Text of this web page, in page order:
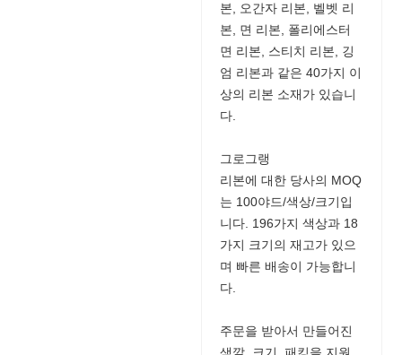
본, 오간자 리본, 벨벳 리
본, 면 리본, 폴리에스터
면 리본, 스티치 리본, 깅
엄 리본과 같은 40가지 이
상의 리본 소재가 있습니
다.
그로그랭
리본에 대한 당사의 MOQ
는 100야드/색상/크기입
니다. 196가지 색상과 18
가지 크기의 재고가 있으
며 빠른 배송이 가능합니
다.
주문을 받아서 만들어진